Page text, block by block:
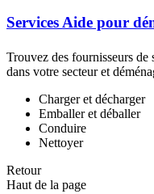
Services Aide pour
Trouvez des fournisseurs
dans votre secteur et
Charger et décharger
Emballer et déballer
Conduire
Nettoyer
Retour
Haut de la page